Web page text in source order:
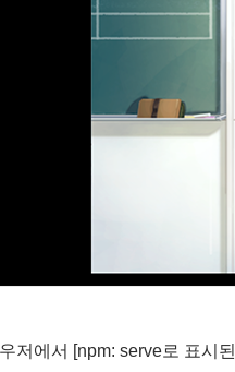
저에서 [npm: serve로 표시